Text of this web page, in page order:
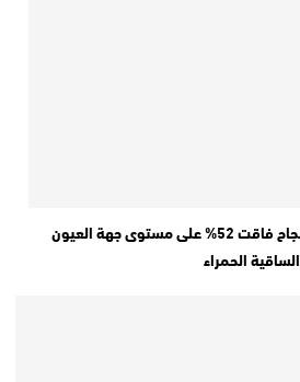
البكالوريا 2026.. نسبة النجاح فاقت 52% على مستوى جهة العيون
الساقية الحمراء